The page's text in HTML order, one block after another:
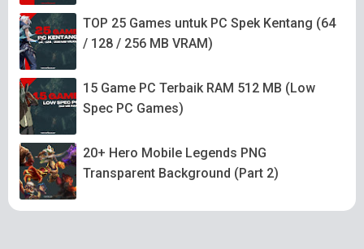
TOP 25 Games untuk PC Spek Kentang (64
/ 128 / 256 MB VRAM)
15 Game PC Terbaik RAM 512 MB (Low
Spec PC Games)
20+ Hero Mobile Legends PNG
Transparent Background (Part 2)